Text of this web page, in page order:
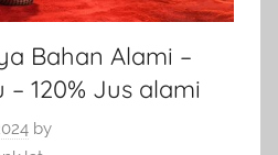
Bahan Alami –
120% Jus alami
by